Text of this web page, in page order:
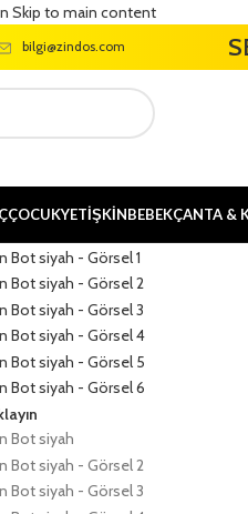
Skip to main content
bilgi@zindos.com
ÇOCUKYETİŞKİNBEBEKÇANTA &